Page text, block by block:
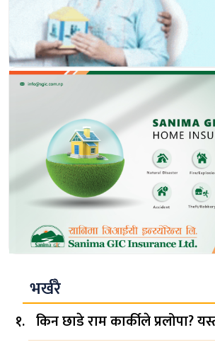
भर्खरै
किन छाडे राम कार्कीले प्रलोपा?